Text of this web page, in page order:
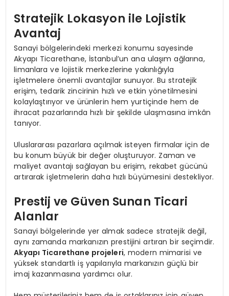
Stratejik Lokasyon ile Lojistik
Avantaj
Sanayi bölgelerindeki merkezi konumu sayesinde
Akyapı Ticarethane, İstanbul’un ana ulaşım ağlarına,
limanlara ve lojistik merkezlerine yakınlığıyla
işletmelere önemli avantajlar sunuyor. Bu stratejik
erişim, tedarik zincirinin hızlı ve etkin yönetilmesini
kolaylaştırıyor ve ürünlerin hem yurtiçinde hem de
ihracat pazarlarında hızlı bir şekilde ulaşmasına imkân
tanıyor.
Uluslararası pazarlara açılmak isteyen firmalar için de
bu konum büyük bir değer oluşturuyor. Zaman ve
maliyet avantajı sağlayan bu erişim, rekabet gücünü
artırarak işletmelerin daha hızlı büyümesini destekliyor.
Prestij ve Güven Sunan Ticari
Alanlar
Sanayi bölgelerinde yer almak sadece stratejik değil,
aynı zamanda markanızın prestijini artıran bir seçimdir.
Akyapı Ticarethane projeleri, modern mimarisi ve
yüksek standartlı iş yapılarıyla markanızın güçlü bir
imaj kazanmasına yardımcı olur.